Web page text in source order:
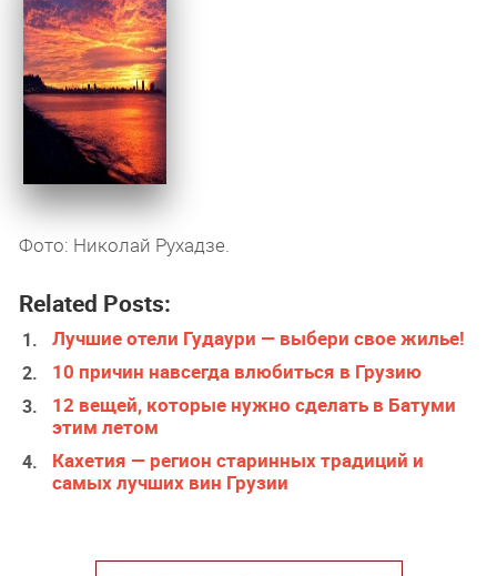
Фото: Николай Рухадзе.
Related Posts:
Лучшие отели Гудаури — выбери свое жилье!
10 причин навсегда влюбиться в Грузию
12 вещей, которые нужно сделать в Батуми
этим летом
Кахетия — регион старинных традиций и
самых лучших вин Грузии